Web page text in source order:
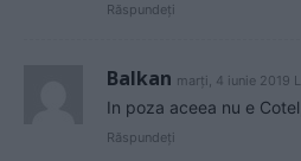
Răspundeți
Balkan marți, 4 iunie 2019
In poza aceea nu e
Răspundeți